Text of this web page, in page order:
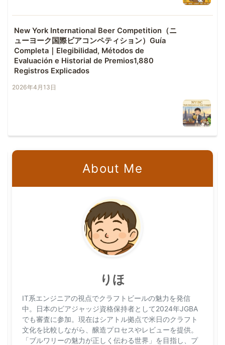
New York International Beer Competition（ニ
ューヨーク国際ビアコンペティション）Guía
Completa｜Elegibilidad, Métodos de
Evaluación e Historial de Premios1,880
Registros Explicados
2026年4月13日
About Me
りほ
IT系エンジニアの視点でクラフトビールの魅力を発信
中。日本のビアジャッジ資格保持者として2024年JGBA
でも審査に参加。現在はシアトル拠点で米日のクラフト
文化を比較しながら、醸造プロセスやレビューを提供。
「ブルワリーの魅力が正しく伝わる世界」を目指し、プ